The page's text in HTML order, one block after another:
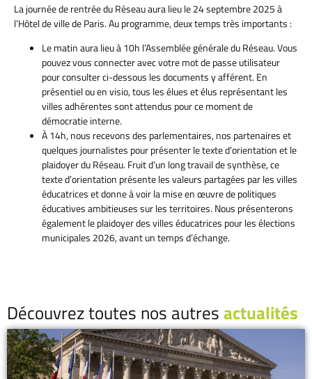
La journée de rentrée du Réseau aura lieu le 24 septembre 2025 à
l’Hôtel de ville de Paris. Au programme, deux temps très importants :
Le matin aura lieu à 10h l’Assemblée générale du Réseau. Vous
pouvez vous connecter avec votre mot de passe utilisateur
pour consulter ci-dessous les documents y afférent. En
présentiel ou en visio, tous les élues et élus représentant les
villes adhérentes sont attendus pour ce moment de
démocratie interne.
À 14h, nous recevons des parlementaires, nos partenaires et
quelques journalistes pour présenter le texte d’orientation et le
plaidoyer du Réseau. Fruit d’un long travail de synthèse, ce
texte d’orientation présente les valeurs partagées par les villes
éducatrices et donne à voir la mise en œuvre de politiques
éducatives ambitieuses sur les territoires. Nous présenterons
également le plaidoyer des villes éducatrices pour les élections
municipales 2026, avant un temps d’échange.
Découvrez toutes nos autresactualités